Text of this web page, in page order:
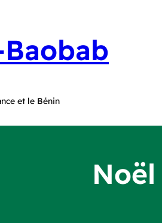
et le Bénin